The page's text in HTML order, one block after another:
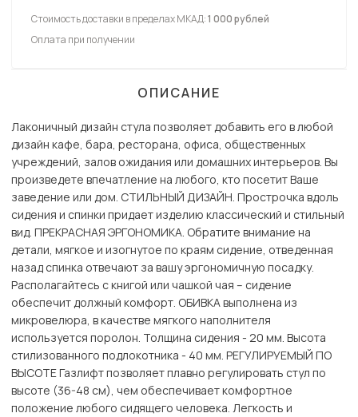
Стоимость доставки в пределах МКАД:1 000 рублей
Оплата при получении
ОПИСАНИЕ
Лаконичный дизайн cтула позволяет добавить его в любой
дизайн кафе, бара, ресторана, офиса, общественных
учреждений, залов ожидания или домашних интерьеров. Вы
произведете впечатление на любого, кто посетит Ваше
заведение или дом. СТИЛЬНЫЙ ДИЗАЙН. Прострочка вдоль
сидения и спинки придает изделию классический и стильный
вид. ПРЕКРАСНАЯ ЭРГОНОМИКА. Обратите внимание на
детали, мягкое и изогнутое по краям сидение, отведенная
назад спинка отвечают за вашу эргономичную посадку.
Располагайтесь с книгой или чашкой чая – сидение
обеспечит должный комфорт. ОБИВКА выполнена из
микровелюра, в качестве мягкого наполнителя
используется поролон. Толщина сидения - 20 мм. Высота
стилизованного подлокотника - 40 мм. РЕГУЛИРУЕМЫЙ ПО
ВЫСОТЕ Газлифт позволяет плавно регулировать стул по
высоте (36-48 см), чем обеспечивает комфортное
положение любого сидящего человека. Легкость и